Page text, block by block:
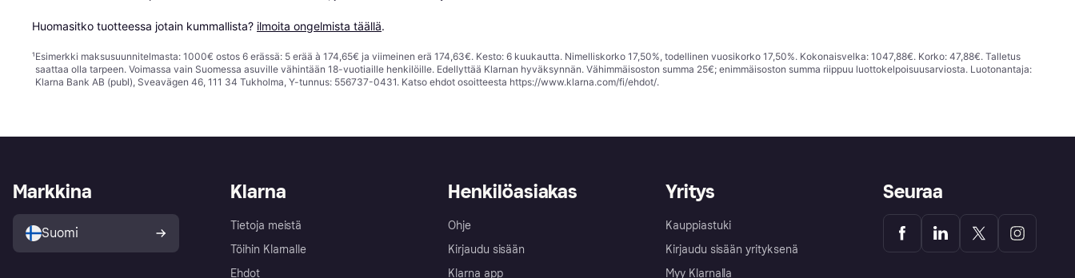
Huomasitko tuotteessa jotain kummallista? ilmoita ongelmista täällä.
¹Esimerkki maksusuunnitelmasta: 1000€ ostos 6 erässä: 5 erää à 174,65€ ja viimeinen erä 174,63€. Kesto: 6 kuukautta. Nimelliskorko 17,50%, todellinen vuosikorko 17,50%. Kokonaisvelka: 1047,88€. Korko: 47,88€. Talletus
saattaa olla tarpeen. Voimassa vain Suomessa asuville vähintään 18-vuotiaille henkilöille. Edellyttää Klarnan hyväksynnän. Vähimmäisoston summa 25€; enimmäisoston summa riippuu luottokelpoisuusarviosta. Luotonantaja:
Klarna Bank AB (publ), Sveavägen 46, 111 34 Tukholma, Y-tunnus: 556737-0431. Katso ehdot osoitteesta https://www.klarna.com/fi/ehdot/.
Klarna
Tietoja meistä
Töihin Klarnalle
Ehdot
Henkilöasiakas
Ohje
Kirjaudu sisään
Klarna app
Yritys
Kauppiastuki
Kirjaudu sisään yrityksenä
Myy Klarnalla
Markkina
Suomi
Seuraa